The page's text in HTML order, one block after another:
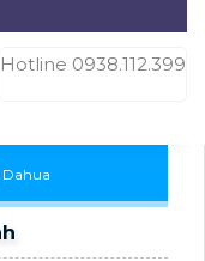
Hotline 0938.112.399